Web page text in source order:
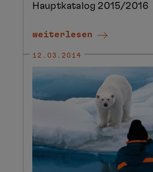
Hauptkatalog 2015/2016
weiterlesen
12.03.2014